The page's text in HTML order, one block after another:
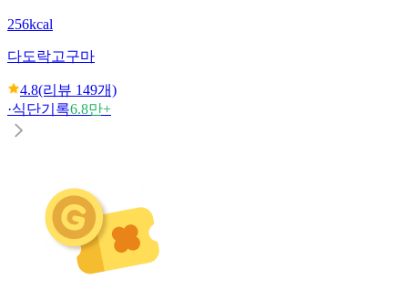
256kcal
다도락고구마
4.8(리뷰 149개)
·식단기록6.8만+